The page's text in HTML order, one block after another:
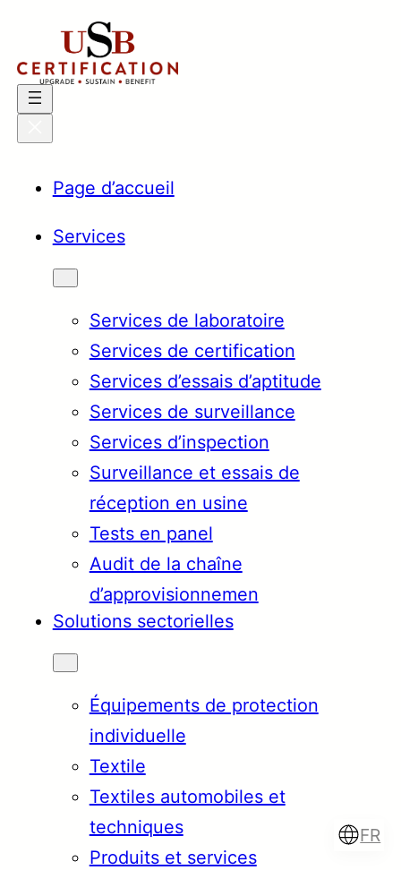
contenu
Page d’accueil
Services
Services de laboratoire
Services de certification
Services d’essais d’aptitude
Services de surveillance
Services d’inspection
Surveillance et essais de
réception en usine
Tests en panel
Audit de la chaîne
d’approvisionnemen
Solutions sectorielles
Équipements de protection
individuelle
Textile
Textiles automobiles et
techniques
Produits et services
FR